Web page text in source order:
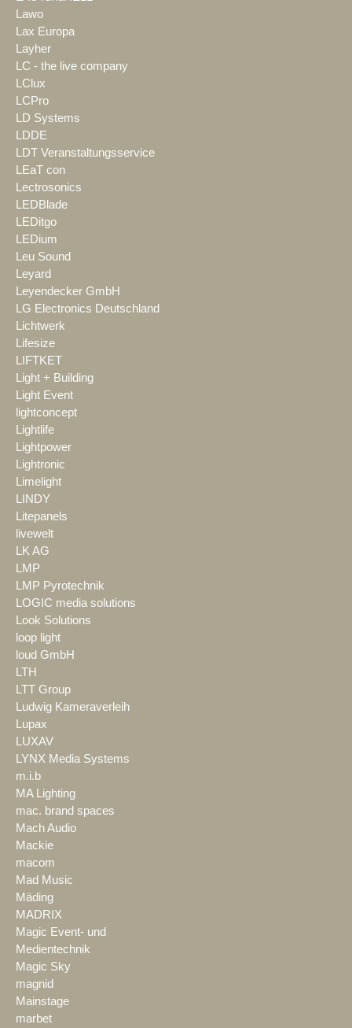
Lawo
Lax Europa
Layher
LC - the live company
LClux
LCPro
LD Systems
LDDE
LDT Veranstaltungsservice
LEaT con
Lectrosonics
LEDBlade
LEDitgo
LEDium
Leu Sound
Leyard
Leyendecker GmbH
LG Electronics Deutschland
Lichtwerk
Lifesize
LIFTKET
Light + Building
Light Event
lightconcept
Lightlife
Lightpower
Lightronic
Limelight
LINDY
Litepanels
livewelt
LK AG
LMP
LMP Pyrotechnik
LOGIC media solutions
Look Solutions
loop light
loud GmbH
LTH
LTT Group
Ludwig Kameraverleih
Lupax
LUXAV
LYNX Media Systems
m.i.b
MA Lighting
mac. brand spaces
Mach Audio
Mackie
macom
Mad Music
Mäding
MADRIX
Magic Event- und
Medientechnik
Magic Sky
magnid
Mainstage
marbet